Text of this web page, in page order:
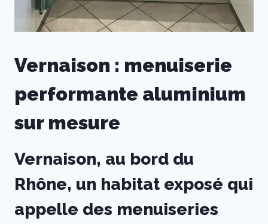
Vernaison : menuiserie
performante aluminium
sur mesure
Vernaison, au bord du
Rhône, un habitat exposé qui
appelle des menuiseries